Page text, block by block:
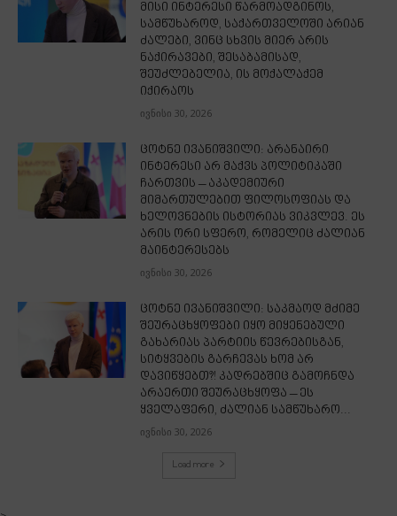
მისი ინტერესი წარმოადგინოს,
სამწუხაროდ, საქართველოში არიან
ძალები, ვინც სხვის მიერ არის
ნაქირავები, შესაბამისად,
შეუძლებელია, ის მოქალაქემ
იქირაოს
ივნისი 30, 2026
ცოტნე ივანიშვილი: არანაირი
ინტერესი არ მაქვს პოლიტიკაში
ჩართვის – აკადემიური
მიმართულებით ფილოსოფიას და
ხელოვნების ისტორიას ვიკვლევ. ეს
არის ორი სფერო, რომელიც ძალიან
მაინტერესებს
ივნისი 30, 2026
ცოტნე ივანიშვილი: საკმაოდ მძიმე
შეურაცხყოფები იყო მიყენებული
გახარიას პარტიის წევრებისგან,
სიტყვების გარჩევას ხომ არ
დავიწყებთ?! კადრებშიც გამოჩნდა
არაერთი შეურაცხყოფა – ეს
ყველაფერი, ძალიან სამწუხარო...
ივნისი 30, 2026
Load more